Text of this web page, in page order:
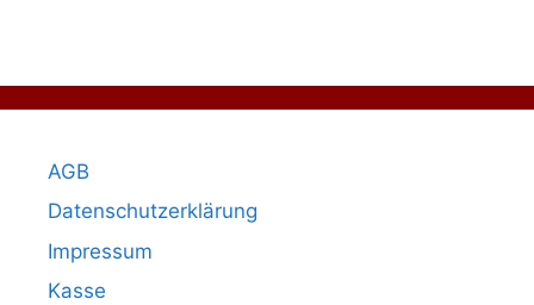
AGB
Datenschutzerklärung
Impressum
Kasse